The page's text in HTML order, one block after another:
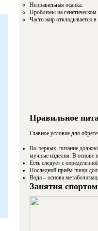
Неправильная осанка.
Проблемы на генетическом
Часто жир откладывается
Правильное
Главное условие для
Во-первых, питание
мучные изделия. В основе
Есть следует с
Последний приём пищи
Вода – основа
Занятия спортом